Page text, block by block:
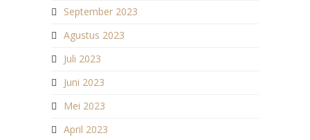
September 2023
Agustus 2023
Juli 2023
Juni 2023
Mei 2023
April 2023